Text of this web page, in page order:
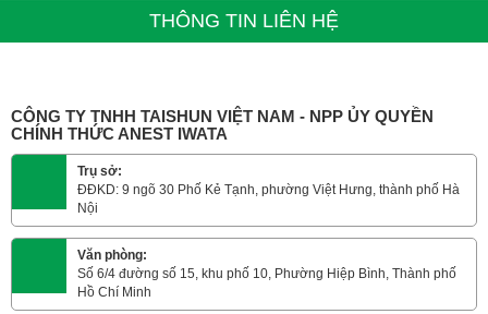
THÔNG TIN LIÊN HỆ
CÔNG TY TNHH TAISHUN VIỆT NAM - NPP ỦY QUYỀN
CHÍNH THỨC ANEST IWATA
Trụ sở:
ĐĐKD: 9 ngõ 30 Phố Kẻ Tạnh, phường Việt Hưng, thành phố Hà
Nội
Văn phòng:
Số 6/4 đường số 15, khu phố 10, Phường Hiệp Bình, Thành phố
Hồ Chí Minh